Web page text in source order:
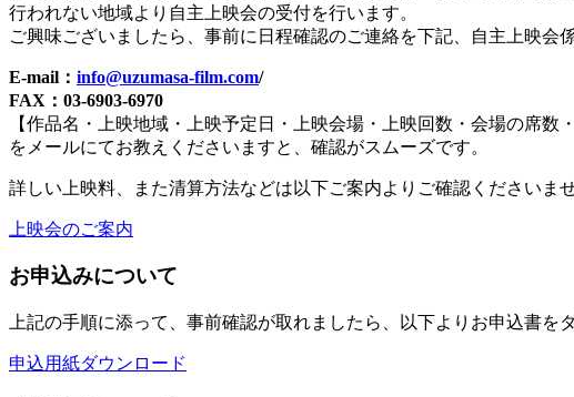
行われない地域より自主上映会の受付を行います。
ご興味ございましたら、事前に日程確認のご連絡を下記、自主上映会
E-mail： info@uzumasa-film.com/
FAX：03-6903-6970
【作品名・上映地域・上映予定日・上映会場・上映回数・会場の席数
をメールにてお教えくださいますと、確認がスムーズです。
詳しい上映料、また清算方法などは以下ご案内よりご確認くださいませ
上映会のご案内
お申込みについて
上記の手順に添って、事前確認が取れましたら、以下よりお申込書を
申込用紙ダウンロード